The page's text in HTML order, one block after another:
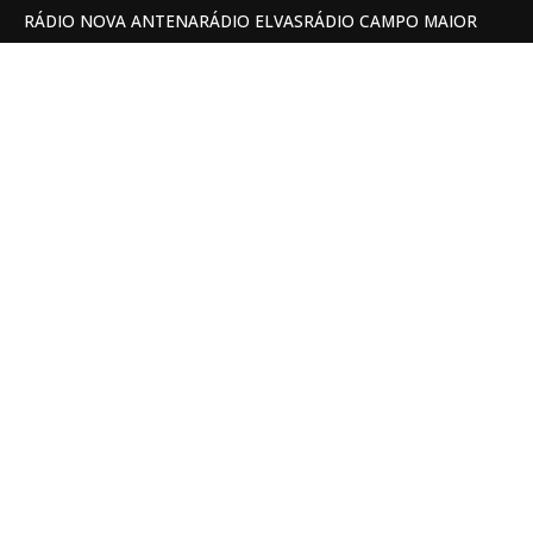
RÁDIO NOVA ANTENARÁDIO ELVASRÁDIO CAMPO MAIOR